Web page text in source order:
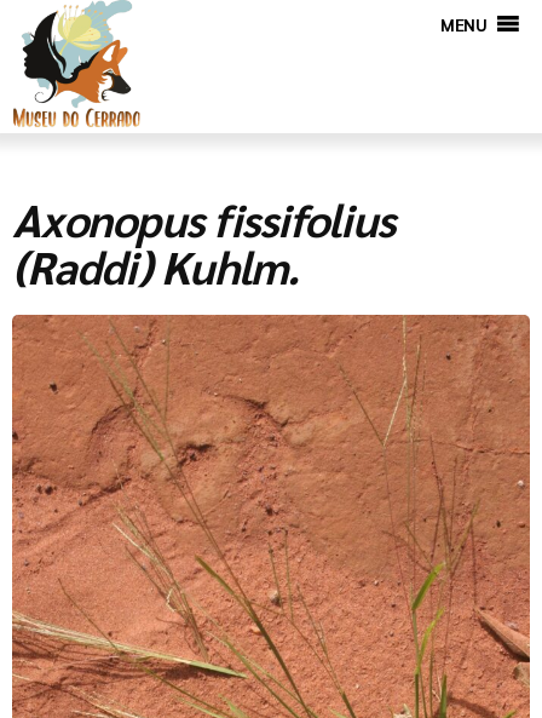
MENU
Axonopus fissifolius
(Raddi) Kuhlm.